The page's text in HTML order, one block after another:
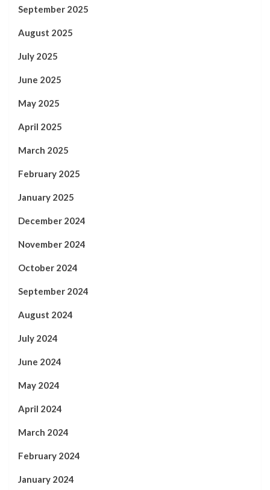
September 2025
August 2025
July 2025
June 2025
May 2025
April 2025
March 2025
February 2025
January 2025
December 2024
November 2024
October 2024
September 2024
August 2024
July 2024
June 2024
May 2024
April 2024
March 2024
February 2024
January 2024